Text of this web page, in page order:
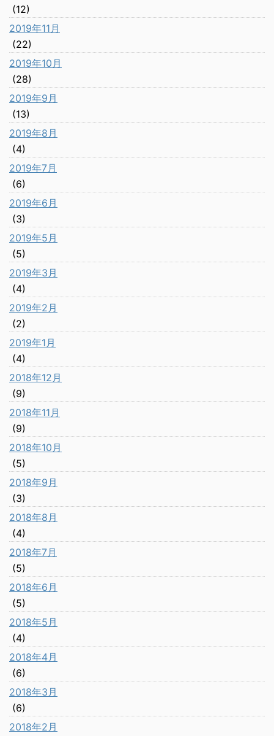
(12)
2019年11月
(22)
2019年10月
(28)
2019年9月
(13)
2019年8月
(4)
2019年7月
(6)
2019年6月
(3)
2019年5月
(5)
2019年3月
(4)
2019年2月
(2)
2019年1月
(4)
2018年12月
(9)
2018年11月
(9)
2018年10月
(5)
2018年9月
(3)
2018年8月
(4)
2018年7月
(5)
2018年6月
(5)
2018年5月
(4)
2018年4月
(6)
2018年3月
(6)
2018年2月